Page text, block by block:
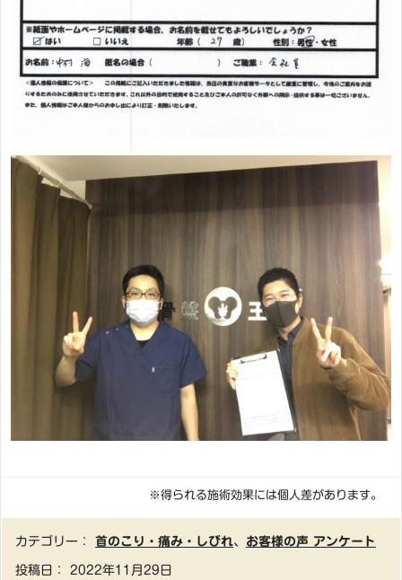
※得られる施術効果には個人差があります。
カテゴリー： 首のこり・痛み・しびれ、 お客様の声 アンケート
投稿日： 2022年11月29日